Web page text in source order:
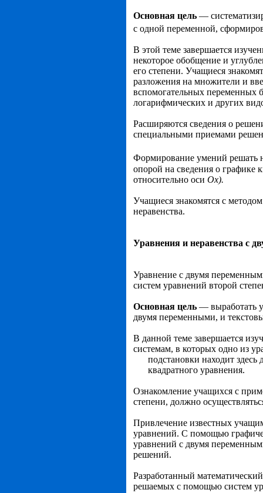
Основная цель —
с од­ной переменной,
В этой теме завершается
некоторое обобще­ние и
его степени. Учащиеся
разложения на множители и
вспомогательных переменных
логарифмиче­ских и других
Расширяются сведения о
специальными приемами
Формирование умений решать
опорой на сведения о графике
относительно оси Ох).
Учащиеся знакомятся с
неравенства.
Уравнения и неравенства с
Уравнение с двумя
систем уравнений второй
Основная цель — выработать
двумя перемен­ными, и
В данной теме завершается
системам, в ко­торых одно из
подстановки находит здесь
квадратного уравнения.
Ознакомление учащихся с
степени, должно
Привлечение известных
уравнений. С помо­щью
уравнений с двумя
решений.
Разработанный
решае­мых с помощью систем